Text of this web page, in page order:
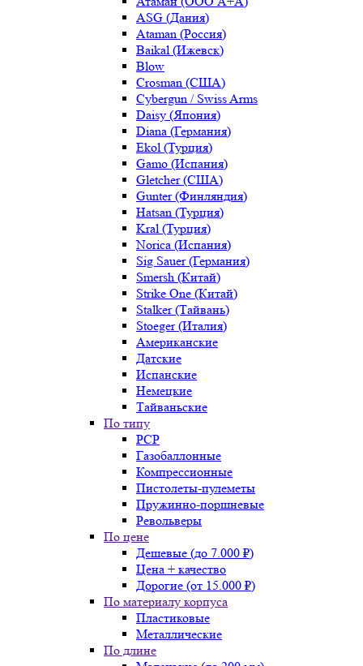
ASG (Дания)
Ataman (Россия)
Baikal (Ижевск)
Blow
Crosman (США)
Cybergun / Swiss Arms
Daisy (Япония)
Diana (Германия)
Ekol (Турция)
Gamo (Испания)
Gletcher (США)
Gunter (Финляндия)
Hatsan (Турция)
Kral (Турция)
Norica (Испания)
Sig Sauer (Германия)
Smersh (Китай)
Strike One (Китай)
Stalker (Тайвань)
Stoeger (Италия)
Американские
Датские
Испанские
Немецкие
Тайваньские
По типу
PCP
Газобаллонные
Компрессионные
Пистолеты-пулеметы
Пружинно-поршневые
Револьверы
По цене
Дешевые (до 7.000 ₽)
Цена + качество
Дорогие (от 15.000 ₽)
По материалу корпуса
Пластиковые
Металлические
По длине